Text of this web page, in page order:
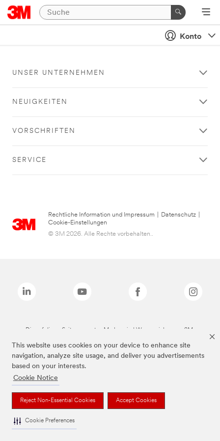
This website uses cookies on your device to enhance site
navigation, analyze site usage, and deliver you advertisements
based on your interests.
Cookie Notice
Reject Non-Essential Cookies Accept Cookies
Cookie Preferences
Konto
UNSER UNTERNEHMEN
NEUIGKEITEN
VORSCHRIFTEN
SERVICE
Rechtliche Information und Impressum Datenschutz
Cookie-Einstellungen
© 3M 2026. Alle Rechte vorbehalten..
Die auf dieser Seite genannten Marken sind Warenzeichen von 3M.